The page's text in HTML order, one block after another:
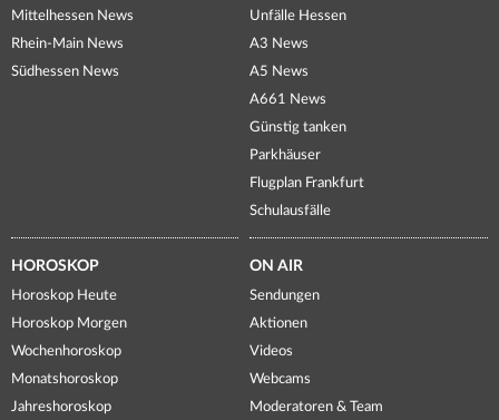
Mittelhessen News
Rhein-Main News
Südhessen News
Unfälle Hessen
A3 News
A5 News
A661 News
Günstig tanken
Parkhäuser
Flugplan Frankfurt
Schulausfälle
HOROSKOP
Horoskop Heute
Horoskop Morgen
Wochenhoroskop
Monatshoroskop
Jahreshoroskop
ON AIR
Sendungen
Aktionen
Videos
Webcams
Moderatoren & Team